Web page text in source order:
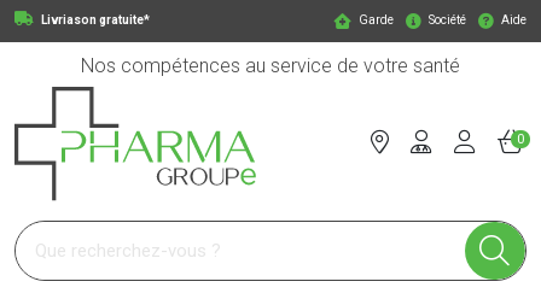
Livriason gratuite* Garde Société Aide
Nos compétences au service de votre santé
Pharmagroupe Votre pharmacie en ligne à votre service
0